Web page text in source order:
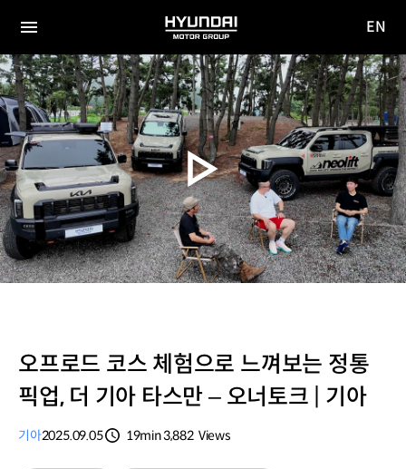
전체
메뉴
HYUNDAI
MOTOR
GROUP
사이
이동
EN
오프로드 코스 체험으로 느껴보는 정통
픽업, 더 기아 타스만 – 오너토크 | 기아
기아2025.09.05
19min3,882 Views